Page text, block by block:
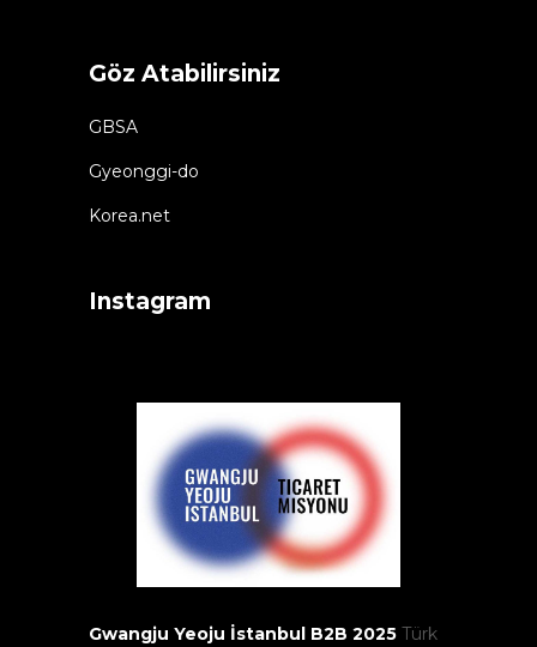
Göz Atabilirsiniz
GBSA
Gyeonggi-do
Korea.net
Instagram
Gwangju Yeoju İstanbul B2B 2025 Türk